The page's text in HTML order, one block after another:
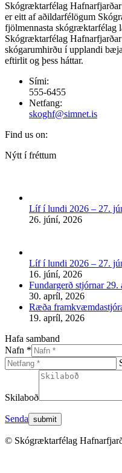
Skógræktarfélag
er eitt af aðildarfélögum
fjölmennasta skógræktarfélag
Skógræktarfélag
skógarumhirðu í upplandi
eftirlit og þess háttar.
Sími:
555-6455
Netfang:
skoghf@simnet.is
Find us on:
Facebook
new
window
Nýtt í fréttum
Líf í lundi 2026 – 27.
26. júní, 2026
Líf í lundi 2026 – 27.
16. júní, 2026
Fundargerð stjórnar 29.
30. apríl, 2026
Ræða
19. apríl, 2026
Hafa samband
Nafn *
Skilaboð
Senda
© Skógræktarfélag